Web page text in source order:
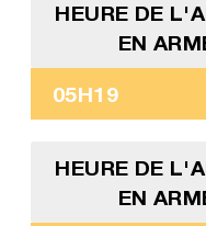
HEURE DE
EN
05H19
HEURE DE
EN